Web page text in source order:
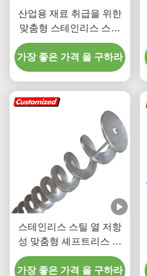
산업용 재료 취급을 위한
맞춤형 스테인리스 스틸
열 저항 스크루 오거 컨베
이어
가장 좋은 가격 을 구하라
스테인리스 스틸 열 저항
성 맞춤형 셰프트리스 나
선 나선 오거 컨베이어
가장 좋은 가격 을 구하라